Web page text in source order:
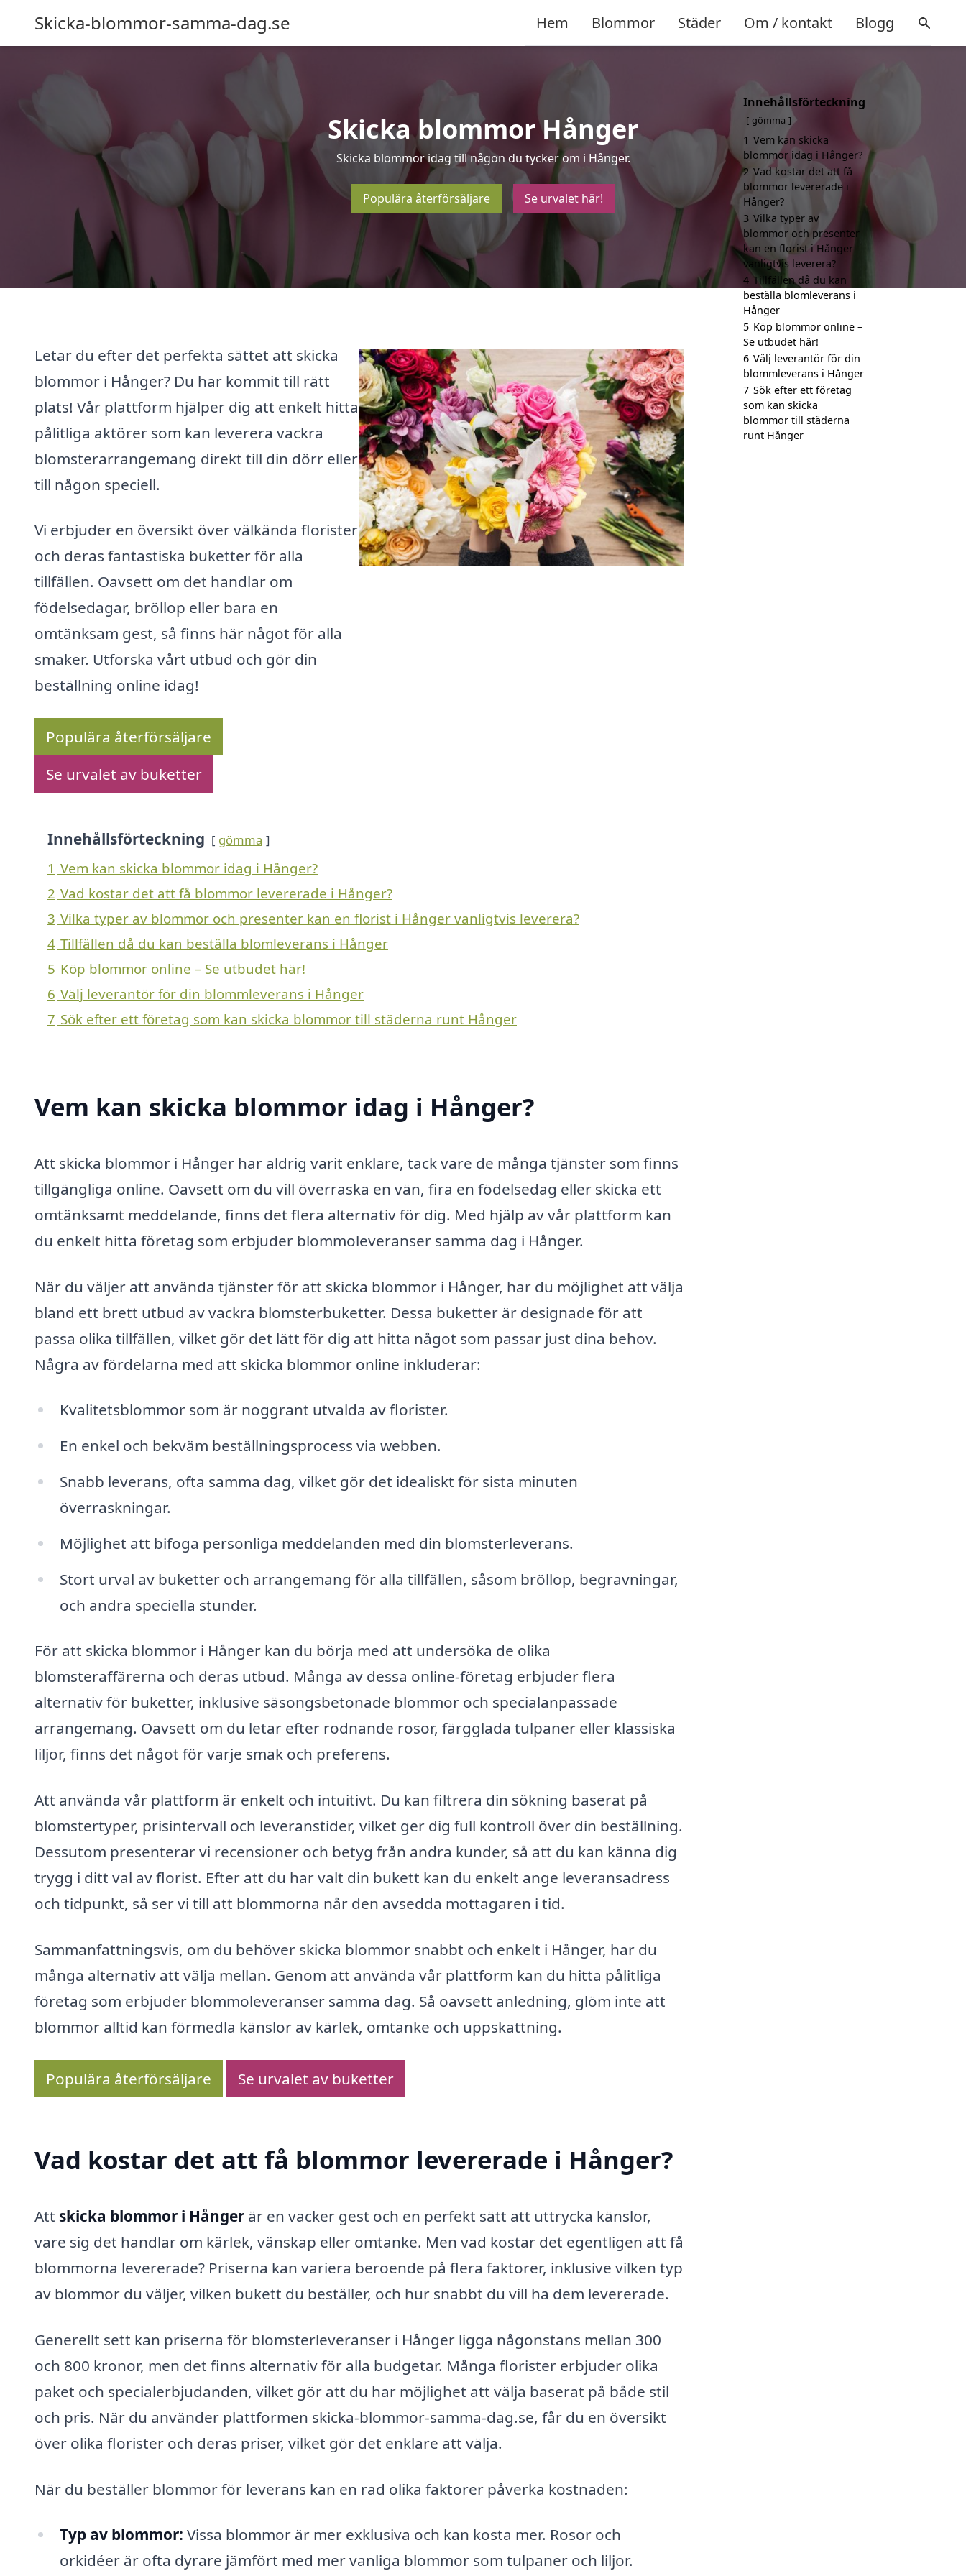
Skicka-blommor-samma-dag.se Hem Blommor Städer Om / kontakt Blogg
Skicka blommor Hånger
Skicka blommor idag till någon du tycker om i Hånger.
Populära återförsäljare Se urvalet här!
Letar du efter det perfekta sättet att skicka
blommor i Hånger? Du har kommit till rätt
plats! Vår plattform hjälper dig att enkelt hitta
pålitliga aktörer som kan leverera vackra
blomsterarrangemang direkt till din dörr eller
till någon speciell.
Vi erbjuder en översikt över välkända florister
och deras fantastiska buketter för alla
tillfällen. Oavsett om det handlar om
födelsedagar, bröllop eller bara en
omtänksam gest, så finns här något för alla
smaker. Utforska vårt utbud och gör din
beställning online idag!
Populära återförsäljare
Se urvalet av buketter
Innehållsförteckning gömma
1 Vem kan skicka blommor idag i Hånger?
2 Vad kostar det att få blommor levererade i Hånger?
3 Vilka typer av blommor och presenter kan en florist i Hånger vanligtvis leverera?
4 Tillfällen då du kan beställa blomleverans i Hånger
5 Köp blommor online – Se utbudet här!
6 Välj leverantör för din blommleverans i Hånger
7 Sök efter ett företag som kan skicka blommor till städerna runt Hånger
Vem kan skicka blommor idag i Hånger?
Att skicka blommor i Hånger har aldrig varit enklare, tack vare de många tjänster som finns
tillgängliga online. Oavsett om du vill överraska en vän, fira en födelsedag eller skicka ett
omtänksamt meddelande, finns det flera alternativ för dig. Med hjälp av vår plattform kan
du enkelt hitta företag som erbjuder blommoleveranser samma dag i Hånger.
När du väljer att använda tjänster för att skicka blommor i Hånger, har du möjlighet att välja
bland ett brett utbud av vackra blomsterbuketter. Dessa buketter är designade för att
passa olika tillfällen, vilket gör det lätt för dig att hitta något som passar just dina behov.
Några av fördelarna med att skicka blommor online inkluderar:
Kvalitetsblommor som är noggrant utvalda av florister.
En enkel och bekväm beställningsprocess via webben.
Snabb leverans, ofta samma dag, vilket gör det idealiskt för sista minuten
överraskningar.
Möjlighet att bifoga personliga meddelanden med din blomsterleverans.
Stort urval av buketter och arrangemang för alla tillfällen, såsom bröllop, begravningar,
och andra speciella stunder.
För att skicka blommor i Hånger kan du börja med att undersöka de olika
blomsteraffärerna och deras utbud. Många av dessa online-företag erbjuder flera
alternativ för buketter, inklusive säsongsbetonade blommor och specialanpassade
arrangemang. Oavsett om du letar efter rodnande rosor, färgglada tulpaner eller klassiska
liljor, finns det något för varje smak och preferens.
Att använda vår plattform är enkelt och intuitivt. Du kan filtrera din sökning baserat på
blomstertyper, prisintervall och leveranstider, vilket ger dig full kontroll över din beställning.
Dessutom presenterar vi recensioner och betyg från andra kunder, så att du kan känna dig
trygg i ditt val av florist. Efter att du har valt din bukett kan du enkelt ange leveransadress
och tidpunkt, så ser vi till att blommorna når den avsedda mottagaren i tid.
Sammanfattningsvis, om du behöver skicka blommor snabbt och enkelt i Hånger, har du
många alternativ att välja mellan. Genom att använda vår plattform kan du hitta pålitliga
företag som erbjuder blommoleveranser samma dag. Så oavsett anledning, glöm inte att
blommor alltid kan förmedla känslor av kärlek, omtanke och uppskattning.
Populära återförsäljare Se urvalet av buketter
Vad kostar det att få blommor levererade i Hånger?
Att skicka blommor i Hånger är en vacker gest och en perfekt sätt att uttrycka känslor,
vare sig det handlar om kärlek, vänskap eller omtanke. Men vad kostar det egentligen att få
blommorna levererade? Priserna kan variera beroende på flera faktorer, inklusive vilken typ
av blommor du väljer, vilken bukett du beställer, och hur snabbt du vill ha dem levererade.
Generellt sett kan priserna för blomsterleveranser i Hånger ligga någonstans mellan 300
och 800 kronor, men det finns alternativ för alla budgetar. Många florister erbjuder olika
paket och specialerbjudanden, vilket gör att du har möjlighet att välja baserat på både stil
och pris. När du använder plattformen skicka-blommor-samma-dag.se, får du en översikt
över olika florister och deras priser, vilket gör det enklare att välja.
När du beställer blommor för leverans kan en rad olika faktorer påverka kostnaden:
Typ av blommor: Vissa blommor är mer exklusiva och kan kosta mer. Rosor och
orkidéer är ofta dyrare jämfört med mer vanliga blommor som tulpaner och liljor.
Innehållsförteckning
gömma
1 Vem kan skicka
blommor idag i Hånger?
2 Vad kostar det att få
blommor levererade i
Hånger?
3 Vilka typer av
blommor och presenter
kan en florist i Hånger
vanligtvis leverera?
4 Tillfällen då du kan
beställa blomleverans i
Hånger
5 Köp blommor online –
Se utbudet här!
6 Välj leverantör för din
blommleverans i Hånger
7 Sök efter ett företag
som kan skicka
blommor till städerna
runt Hånger